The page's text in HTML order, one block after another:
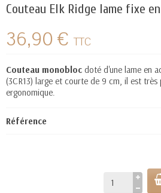
Couteau Elk Ridge lame fixe
36,90 € TTC
Couteau monobloc doté d'une lame en
(3CR13) large et courte de 9 cm, il est
ergonomique.
Référence